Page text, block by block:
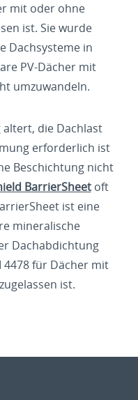
mit oder ohne
ist. Sie wurde
Dachsysteme in
PV-Dächer mit
umzuwandeln.
die Dachlast
erforderlich ist
Beschichtung nicht
BarrierSheetoft
ist eine
mineralische
Dachabdichtung
für Dächer mit
ist.